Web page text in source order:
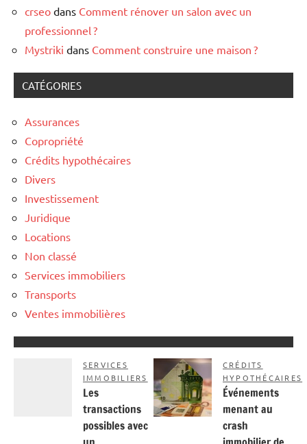
crseo dans Comment rénover un salon avec un
professionnel ?
Mystriki dans Comment construire une maison ?
CATÉGORIES
Assurances
Copropriété
Crédits hypothécaires
Divers
Investissement
Juridique
Locations
Non classé
Services immobiliers
Transports
Ventes immobilières
SERVICES
IMMOBILIERS
Les
transactions
possibles avec
CRÉDITS
HYPOTHÉCAIRES
Événements
menant au
crash